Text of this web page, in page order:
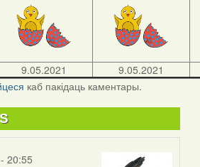
9.05.2021
9.05.2021
каб пакідаць каментары.
20:55